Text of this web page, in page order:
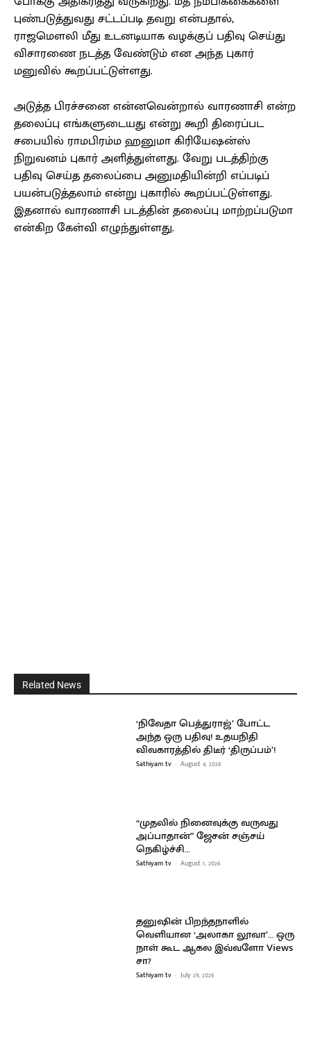
புண்படுத்துவது சட்டப்படி தவறு என்பதால்,
ராஜமௌலி மீது உடனடியாக வழக்குப் பதிவு செய்து
விசாரணை நடத்த வேண்டும் என அந்த புகார்
மனுவில் கூறப்பட்டுள்ளது.
அடுத்த பிரச்சனை என்னவென்றால் வாரணாசி என்ற
தலைப்பு எங்களுடையது என்று கூறி திரைப்பட
சபையில் ராமபிரம்ம ஹனுமா கிரியேஷன்ஸ்
நிறுவனம் புகார் அளித்துள்ளது. வேறு படத்திற்கு
பதிவு செய்த தலைப்பை அனுமதியின்றி எப்படிப்
பயன்படுத்தலாம் என்று புகாரில் கூறப்பட்டுள்ளது.
இதனால் வாரணாசி படத்தின் தலைப்பு மாற்றப்படுமா
என்கிற கேள்வி எழுந்துள்ளது.
Related News
‘நிவேதா பெத்துராஜ்’ போட்ட
அந்த ஒரு பதிவு! உதயநிதி
விவகாரத்தில் திடீர் ‘திருப்பம்’!
Sathiyam tv - August 4, 2026
“முதலில் நினைவுக்கு வருவது
அப்பாதான்” ஜேசன் சஞ்சய்
நெகிழ்ச்சி…
Sathiyam tv - August 1, 2026
தனுஷின் பிறந்தநாளில்
வெளியான ‘அலாகா லூவா’… ஒரு
நாள் கூட ஆகல இவ்வளோ Views
சா?
Sathiyam tv - July 29, 2026